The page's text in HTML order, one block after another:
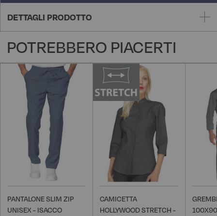
DETTAGLI PRODOTTO
POTREBBERO PIACERTI
PANTALONE SLIM ZIP
UNISEX - ISACCO
CAMICETTA
HOLLYWOOD STRETCH -